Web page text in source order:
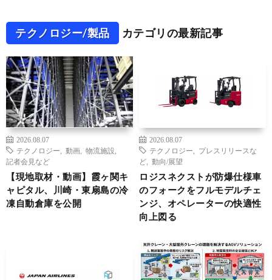
テクノロジー/製品 カテゴリの最新記事
2026.08.07
テクノロジー
動画 物流施設
記者会見など
【現地取材・動画】霞ヶ関キ
ャピタル、川崎・東扇島の冷
凍自動倉庫を公開
2026.08.07
テクノロジー
プレスリリースな
ど
動向/展望
ロジスネクストが防爆仕様車
のフォークをフルモデルチェ
ンジ、オペレーターの快適性
向上図る